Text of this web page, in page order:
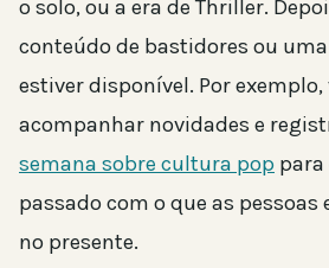
o solo, ou a era de Thriller.
conteúdo de bastidores ou
estiver disponível. Por exemplo,
acompanhar novidades e
semana sobre cultura pop para
passado com o que as
no presente.